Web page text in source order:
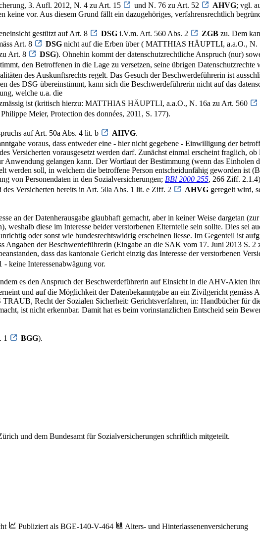
3. Aufl. 2012, N. 4 zu Art. 15
und N. 76 zu Art. 52 AHVG; vgl.
vor. Aus diesem Grund fällt ein dazugehöriges, verfahrensrechtlich
gestützt auf Art. 8 DSG i.V.m. Art. 560 Abs. 2 ZGB zu. Dem
Art. 8
DSG nicht auf die Erben über ( MATTHIAS HÄUPTLI, a.a.O., N.
Art. 8
DSG). Ohnehin kommt der datenschutzrechtliche Anspruch (nur)
den Betroffenen in die Lage zu versetzen, seine übrigen Datenschutzrechte
des Auskunftsrechts regelt. Das Gesuch der Beschwerdeführerin ist
des DSG übereinstimmt, kann sich die Beschwerdeführerin nicht auf das
welche u.a. die
ist (kritisch hierzu: MATTHIAS HÄUPTLI, a.a.O., N. 16a zu Art. 560
Philippe Meier, Protection des données, 2011, S. 177).
auf Art. 50a Abs. 4 lit. b AHVG.
voraus, dass entweder eine - hier nicht gegebene - Einwilligung der
Versicherten vorausgesetzt werden darf. Zunächst einmal erscheint fraglich,
Anwendung gelangen kann. Der Wortlaut der Bestimmung (wenn das
soll, in welchem die betroffene Person entscheidunfähig geworden ist
von Personendaten in den Sozialversicherungen; BBl 2000 255, 266 Ziff.
Versicherten bereits in Art. 50a Abs. 1 lit. e Ziff. 2
AHVG geregelt wird,
an der Datenherausgabe glaubhaft gemacht, aber in keiner Weise dargetan
weshalb diese im Interesse beider verstorbenen Elternteile sein sollte. Dies sei
oder sonst wie bundesrechtswidrig erscheinen liesse. Im Gegenteil ist
Angaben der Beschwerdeführerin (Eingabe an die SAK vom 17. Juni 2013 S.
dass das kantonale Gericht einzig das Interesse der verstorbenen
- keine Interessenabwägung vor.
es den Anspruch der Beschwerdeführerin auf Einsicht in die AHV-Akten
und auf die Möglichkeit der Datenbekanntgabe an ein Zivilgericht gemäss
Recht der Sozialen Sicherheit: Gerichtsverfahren, in: Handbücher für
ist nicht erkennbar. Damit hat es beim vorinstanzlichen Entscheid sein
1
BGG).
und dem Bundesamt für Sozialversicherungen schriftlich mitgeteilt.
Publiziert als BGE-140-V-464 Alters- und Hinterlassenenversicherung